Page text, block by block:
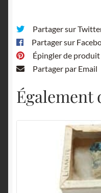
Partager sur
Partager sur
Épingler de produit
Partager par Email
Également